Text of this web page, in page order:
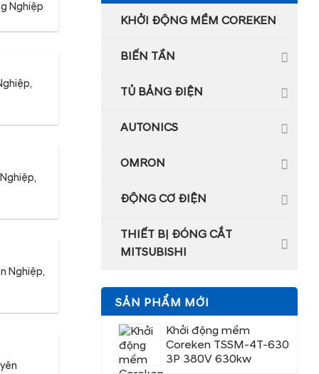
Nghiệp
Nghiệp,
KHỞI ĐỘNG MỀM COREKEN
BIẾN TẦN
TỦ BẢNG ĐIỆN
AUTONICS
OMRON
ĐỘNG CƠ ĐIỆN
THIẾT BỊ ĐÓNG CẮT
MITSUBISHI
SẢN PHẨM MỚI
Khởi động mềm
Coreken TSSM-4T-630
3P 380V 630kw